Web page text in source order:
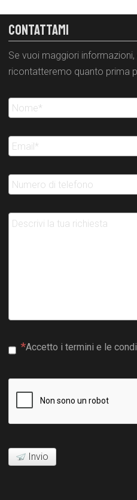
CONTATTAMI
Se vuoi maggiori
ricontatteremo quanto prima
Accetto i termini e le
Invio